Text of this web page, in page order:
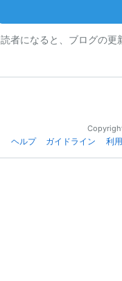
読者になると、ブログの更
ヘルプ
ガイドライン 利